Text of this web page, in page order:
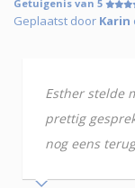
Getuigenis van 5
Geplaatst door Karin
Esther stelde
prettig
nog eens